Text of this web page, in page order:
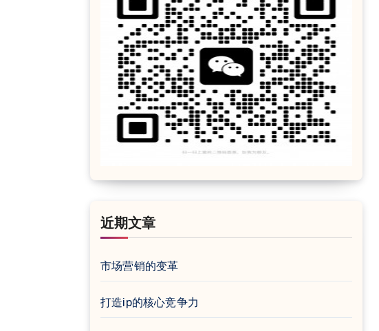
近期文章
市场营销的变革
打造ip的核心竞争力